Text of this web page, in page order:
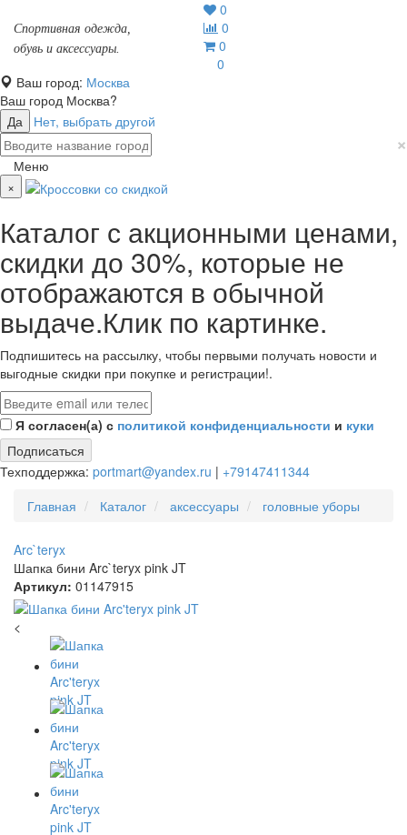
Спортивная одежда,
обувь и аксессуары.
0
0
0
0
Ваш город: Москва
Ваш город Москва?
Да
Нет, выбрать другой
×
Меню
×
Каталог с акционными ценами,
скидки до 30%, которые не
отображаются в обычной
выдаче.Клик по картинке.
Подпишитесь на рассылку, чтобы первыми получать новости и
выгодные скидки при покупке и регистрации!.
Я согласен(а) с политикой конфиденциальности и куки
Подписаться
Техподдержка: portmart@yandex.ru | +79147411344
Главная
Каталог аксессуары головные уборы
Arc`teryx
Шапка бини Arc`teryx pink JT
Артикул: 01147915
<